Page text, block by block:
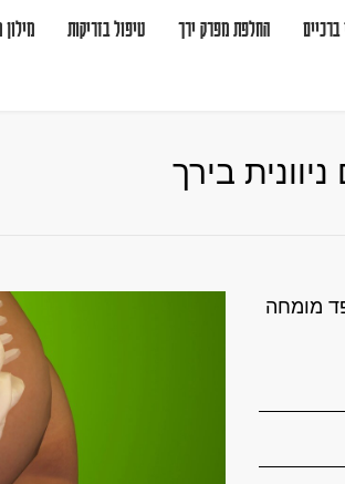
החלפת מפרק ירך טיפול בזריקות מילון
בירך
מומחה